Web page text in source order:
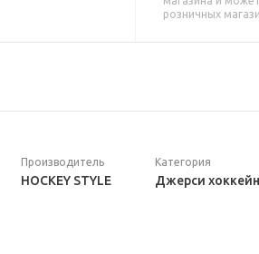
розничных
Производитель
HOCKEY STYLE
Категория
Джерси